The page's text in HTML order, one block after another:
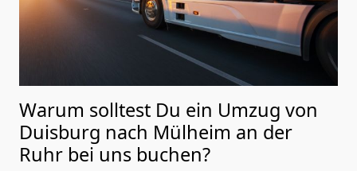
Warum solltest Du ein Umzug von
Duisburg nach Mülheim an der
Ruhr bei uns buchen?